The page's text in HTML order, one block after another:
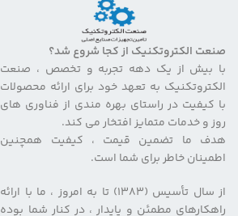
صنعت الکتروتکنیک از کجا شروع شد؟
با بیش از یک دهه تجربه و تخصص ، صنعت
الکتروتکنیک به تعهد خود برای ارائه محصولات
با کیفیت در راستای بهره مندی از فناوری های
روز و خدمات متمایز افتخار می کند.
هدف ما تضمین قیمت ، کیفیت همچنین
اطمینان خاطر برای شما است.
از سال تأسیس (۱۳۸۳) تا به امروز ، ما با ارائه
راهکارهای مطمئن و پایدار ، در کنار شما بوده